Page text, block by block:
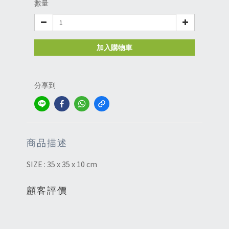
數量
加入購物車
分享到
商品描述
SIZE : 35 x 35 x 10 cm
顧客評價